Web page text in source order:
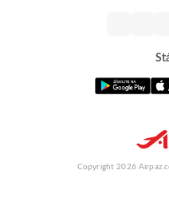
Copyright 2026